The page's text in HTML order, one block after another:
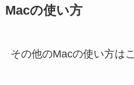
Macの使い方
その他のMacの使い方は